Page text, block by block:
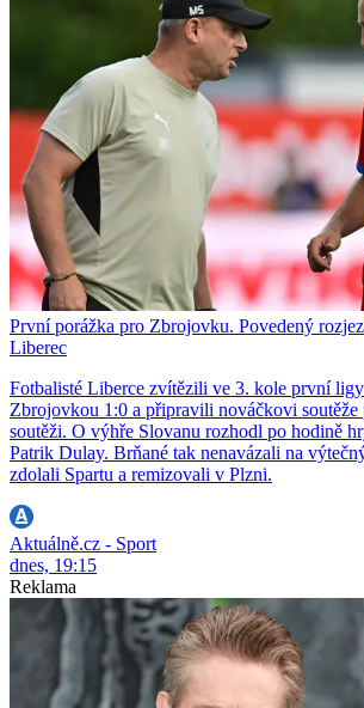
První porážka pro Zbrojovku. Povedený
Liberec
Fotbalisté Liberce zvítězili ve 3. kole první
Zbrojovkou 1:0 a připravili nováčkovi
soutěži. O výhře Slovanu rozhodl po hodině
Patrik Dulay. Brňané tak nenavázali na
zdolali Spartu a remizovali v Plzni.
Aktuálně.cz - Sport
dnes, 19:15
Reklama